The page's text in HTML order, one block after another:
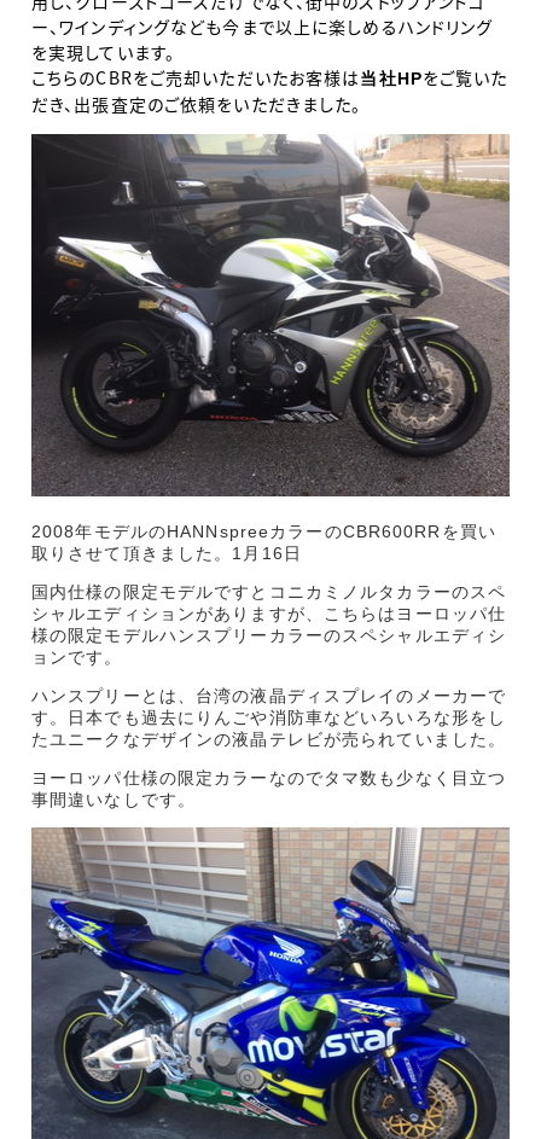
ー、ワインディングなども今まで以上に楽しめるハンドリング
を実現しています。
こちらのCBRをご売却いただいたお客様は当社HPをご覧いた
だき、出張査定のご依頼をいただきました。
2008年モデルのHANNspreeカラーのCBR600RRを買い
取りさせて頂きました。1月16日
国内仕様の限定モデルですとコニカミノルタカラーのスペ
シャルエディションがありますが、こちらはヨーロッパ仕
様の限定モデルハンスプリーカラーのスペシャルエディシ
ョンです。
ハンスプリーとは、台湾の液晶ディスプレイのメーカーで
す。日本でも過去にりんごや消防車などいろいろな形をし
たユニークなデザインの液晶テレビが売られていました。
ヨーロッパ仕様の限定カラーなのでタマ数も少なく目立つ
事間違いなしです。